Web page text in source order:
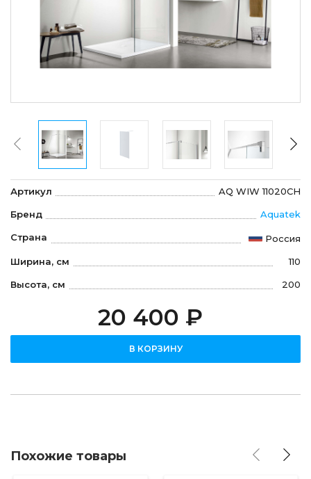
Артикул AQ WIW 11020CH
Бренд Aquatek
Страна Россия
Ширина, см 110
Высота, см 200
20 400 ₽
В КОРЗИНУ
Похожие товары